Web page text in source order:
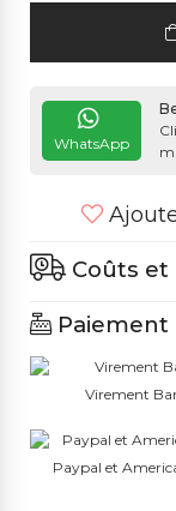
WhatsApp
Coûts et
Paiement
Virement
Paypal et